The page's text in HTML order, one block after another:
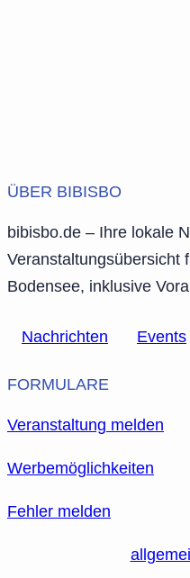
ÜBER BIBISBO
bibisbo.de – Ihre lokale
Veranstaltungsübersicht
Bodensee, inklusive
Nachrichten Events
FORMULARE
Veranstaltung melden
Werbemöglichkeiten
Fehler melden